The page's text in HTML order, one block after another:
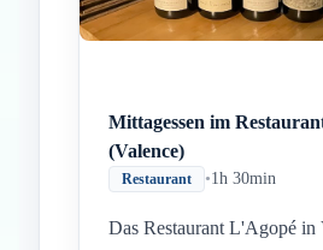
Mittagessen im
(Valence)
Restaurant •1h 30min
Das Restaurant L'Agopé in